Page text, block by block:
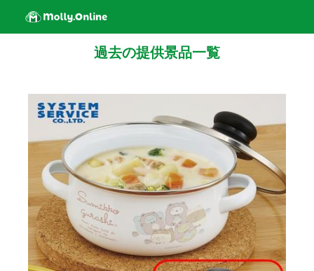
過去の提供景品一覧